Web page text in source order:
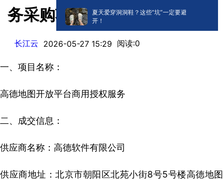
夏天爱穿洞洞鞋？这些“坑”一定要避
开！
务采购项目成交结果公告
长江云 2026-05-27 15:29 阅读:0
一、项目名称：
高德地图开放平台商用授权服务
二、成交信息：
供应商名称：高德软件有限公司
供应商地址：北京市朝阳区北苑小街8号5号楼高德地图